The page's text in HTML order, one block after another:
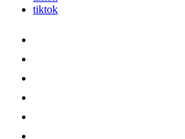
tiktok